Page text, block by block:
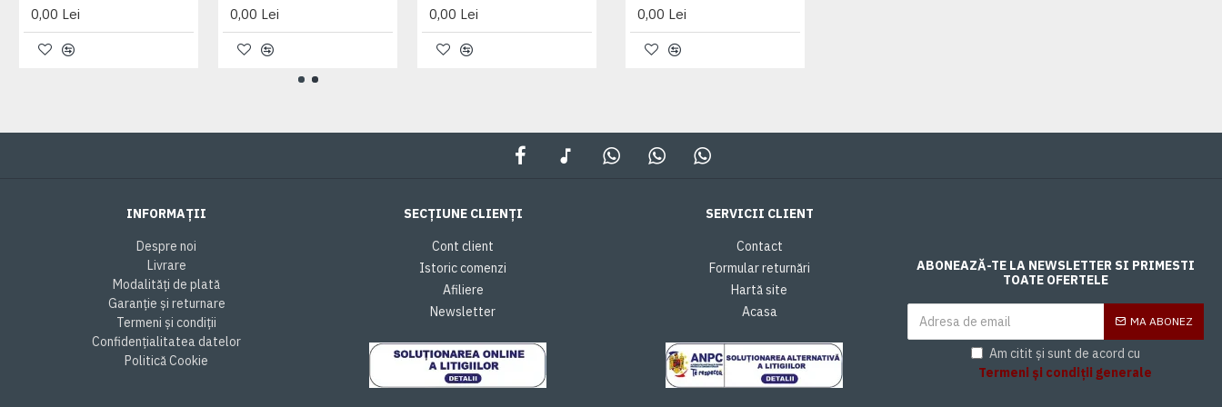
0,00 Lei 0,00 Lei 0,00 Lei 0,00 Lei
0,00 Lei
INFORMAȚII
Despre noi
Livrare
Modalități de plată
Garanție și returnare
Termeni și condiții
Confidențialitatea datelor
Politică Cookie
SECȚIUNE CLIENȚI
Cont client
Istoric comenzi
Afiliere
Newsletter
SERVICII CLIENT
Contact
Formular returnări
Hartă site
Acasa
ABONEAZĂ-TE LA NEWSLETTER SI PRIMESTI
TOATE OFERTELE
MA ABONEZ
Am citit și sunt de acord cu
Termeni și condiții generale